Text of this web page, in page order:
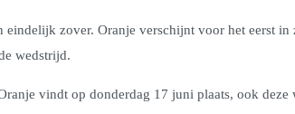
zover. Oranje verschijnt voor het eerst
wedstrijd.
vindt op donderdag 17 juni plaats, ook